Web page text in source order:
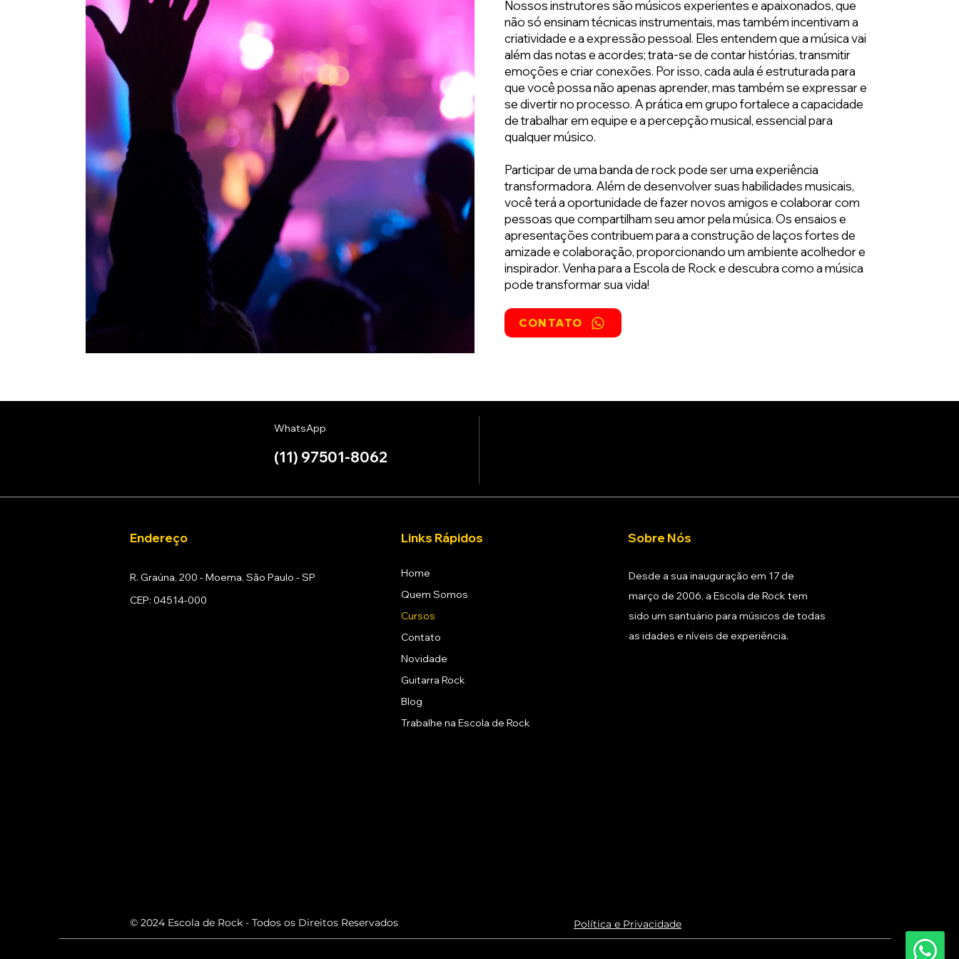
Nossos instrutores são músicos experientes e apaixonados, que
não só ensinam técnicas instrumentais, mas também incentivam a
criatividade e a expressão pessoal. Eles entendem que a música vai
além das notas e acordes; trata-se de contar histórias, transmitir
emoções e criar conexões. Por isso, cada aula é estruturada para
que você possa não apenas aprender, mas também se expressar e
se divertir no processo. A prática em grupo fortalece a capacidade
de trabalhar em equipe e a percepção musical, essencial para
qualquer músico.
Participar de uma banda de rock pode ser uma experiência
transformadora. Além de desenvolver suas habilidades musicais,
você terá a oportunidade de fazer novos amigos e colaborar com
pessoas que compartilham seu amor pela música. Os ensaios e
apresentações contribuem para a construção de laços fortes de
amizade e colaboração, proporcionando um ambiente acolhedor e
inspirador. Venha para a Escola de Rock e descubra como a música
pode transformar sua vida!
CONTATO
(11) 97501-8062
WhatsApp
Endereço
R. Graúna, 200 - Moema, São Paulo - SP
CEP: 04514-000
Links Rápidos
Home
Quem Somos
Cursos
Contato
Novidade
Guitarra Rock
Blog
Trabalhe na Escola de Rock
Sobre Nós
Desde a sua inauguração em 17 de
março de 2006, a Escola de Rock tem
sido um santuário para músicos de todas
as idades e níveis de experiência.
© 2024 Escola de Rock - Todos os Direitos Reservados Política e Privacidade